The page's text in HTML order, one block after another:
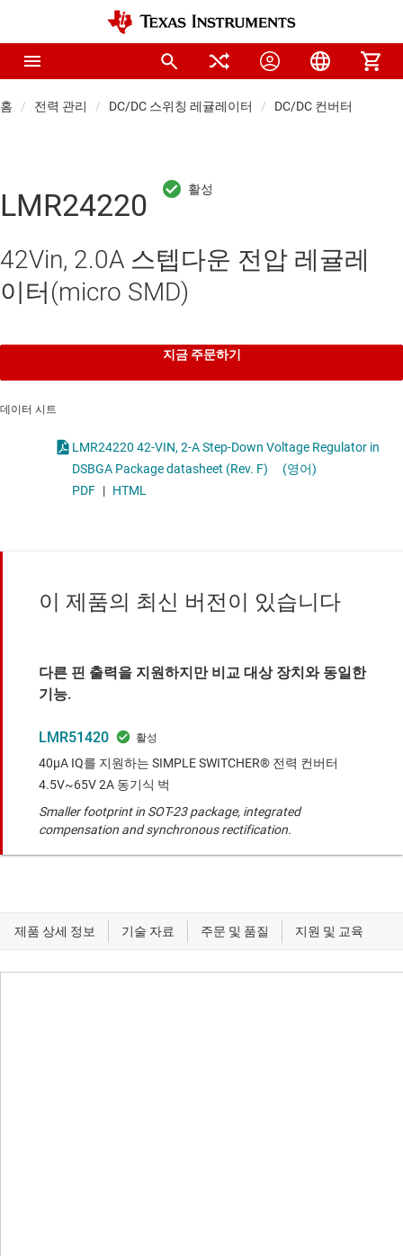
홈 전력 관리 DC/DC 스위칭 레귤레이터 DC/DC 컨버터
LMR24220
42Vin, 2.0A 스텝다운 전압 레귤레
이터(micro SMD)
지금 주문하기
데이터 시트
LMR24220 42-VIN, 2-A Step-Down Voltage Regulator in
DSBGA Package datasheet (Rev. F)
(영어)
PDF | HTML
이 제품의 최신 버전이 있습니다
다른 핀 출력을 지원하지만 비교 대상 장치와 동일한
기능.
LMR51420
40µA IQ를 지원하는 SIMPLE SWITCHER® 전력 컨버터
4.5V~65V 2A 동기식 벅
Smaller footprint in SOT-23 package, integrated
compensation and synchronous rectification.